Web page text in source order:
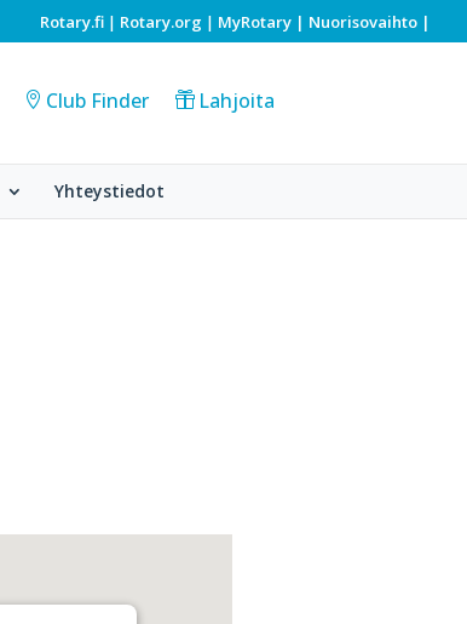
Rotary.fi | Rotary.org | MyRotary | Nuorisovaihto |
Club Finder Lahjoita
Yhteystiedot